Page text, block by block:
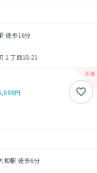
徒歩16分
１丁目18-21
円
和駅 徒歩6分